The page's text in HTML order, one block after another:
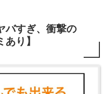
バすぎ、衝撃の
り】